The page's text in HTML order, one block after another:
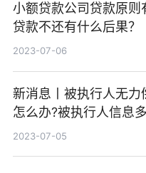
小额贷款公司贷款原则
贷款不还有什么后果？
2023-07-06
新消息丨被执行人无力
怎么办?被执行人信息
消除?
2023-07-05